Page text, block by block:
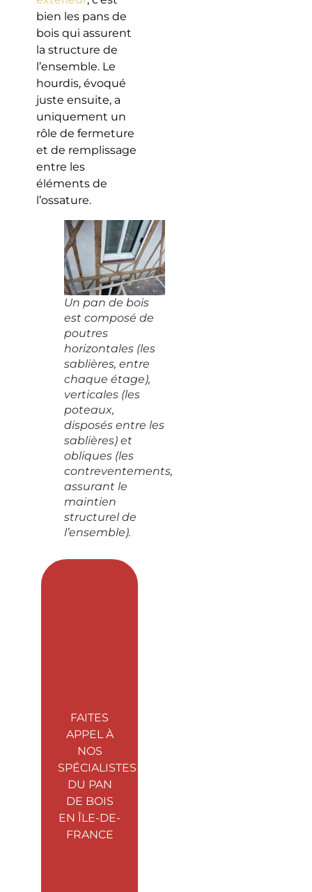
bien les pans de
bois qui assurent
la structure de
l’ensemble. Le
hourdis, évoqué
juste ensuite, a
uniquement un
rôle de fermeture
et de remplissage
entre les
éléments de
l’ossature.
Un pan de bois
est composé de
poutres
horizontales (les
sablières, entre
chaque étage),
verticales (les
poteaux,
disposés entre les
sablières) et
obliques (les
contreventements,
assurant le
maintien
structurel de
l’ensemble).
FAITES
APPEL À
NOS
SPÉCIALISTES
DU PAN
DE BOIS
EN ÎLE-DE-
FRANCE